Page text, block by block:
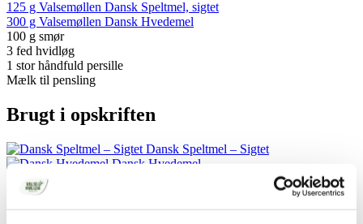
125 g Valsemøllen Dansk Speltmel, sigtet
300 g Valsemøllen Dansk Hvedemel
100 g smør
3 fed hvidløg
1 stor håndfuld persille
Mælk til pensling
Brugt i opskriften
Dansk Speltmel – Sigtet
Dansk Hvedemel
Fremgangsmåde